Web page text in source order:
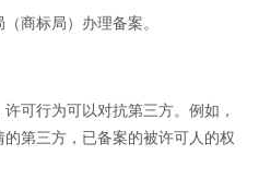
标局）办理备案。
行为可以对抗第三方。例如，
第三方，已备案的被许可人的权